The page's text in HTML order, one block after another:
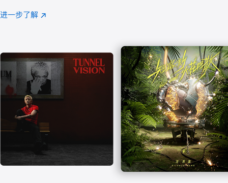
注
进一步了解 Apple
(在
口
中
打
开)